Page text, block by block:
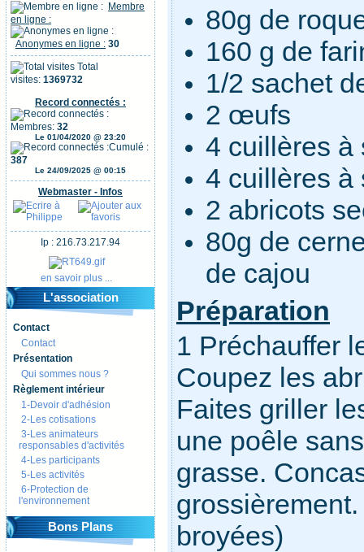
Membre
en ligne :
Anonymes en ligne : 30
Total
visites: 1369732
Record connectés :
Membres: 32
Le 01/04/2020 @ 23:20
Cumulé :
387
Le 24/09/2025 @ 00:15
Webmaster - Infos
Ip : 216.73.217.94
en savoir plus ...
L'association
Contact
Contact
Présentation
Qui sommes nous ?
Règlement intérieur
1-Devoir d'adhésion
2-Les cotisations
3-Les animateurs
responsables d'activités
4-Les participants
5-Les activités
6-Protection de
l'environnement
Bons Plans
80g de
160 g de
1/2 sachet
2 œufs
4 cuillères à
4 cuillères à
2 abricots
80g de
de cajou
Préparation
1 Préchauffer
Coupez les
Faites griller
une poêle
grasse.
broyées)